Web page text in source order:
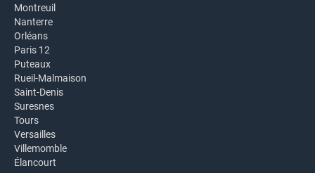
Montreuil
Nanterre
Orléans
Paris 12
Puteaux
Rueil-Malmaison
Saint-Denis
Suresnes
Tours
Versailles
Villemomble
Élancourt